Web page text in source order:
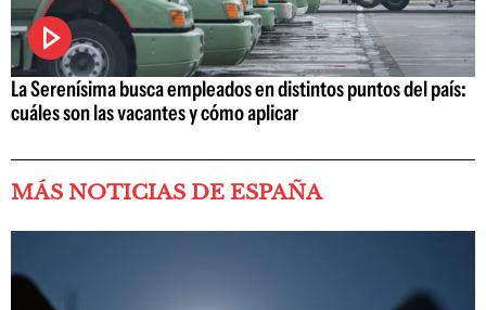
La Serenísima busca empleados en distintos puntos del país:
cuáles son las vacantes y cómo aplicar
MÁS NOTICIAS DE ESPAÑA